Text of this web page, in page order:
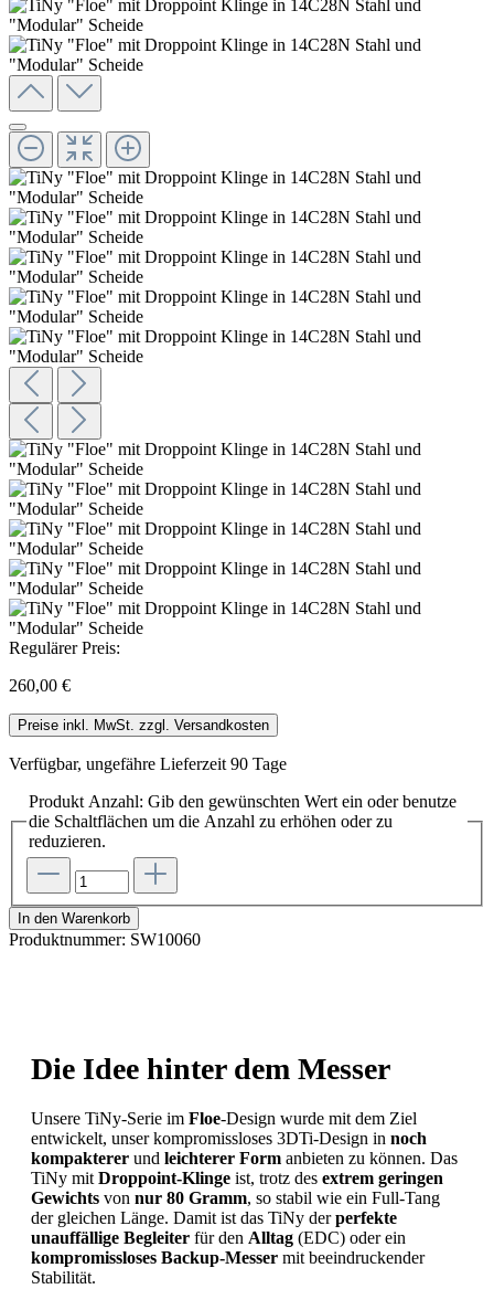
Regulärer Preis:
260,00 €
Preise inkl. MwSt. zzgl. Versandkosten
Verfügbar, ungefähre Lieferzeit 90 Tage
Produkt Anzahl: Gib den gewünschten Wert ein oder benutze
die Schaltflächen um die Anzahl zu erhöhen oder zu
reduzieren.
In den Warenkorb
Produktnummer: SW10060
Die Idee hinter dem Messer
Unsere TiNy-Serie im Floe-Design wurde mit dem Ziel
entwickelt, unser kompromissloses 3DTi-Design in noch
kompakterer und leichterer Form anbieten zu können. Das
TiNy mit Droppoint-Klinge ist, trotz des extrem geringen
Gewichts von nur 80 Gramm, so stabil wie ein Full-Tang
der gleichen Länge. Damit ist das TiNy derperfekte
unauffällige Begleiter für den Alltag (EDC) oder ein
kompromissloses Backup-Messer mit beeindruckender
Stabilität.